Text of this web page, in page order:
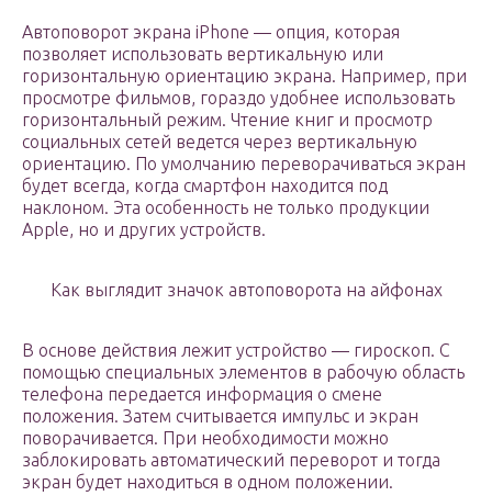
Автоповорот экрана iPhone — опция, которая
позволяет использовать вертикальную или
горизонтальную ориентацию экрана. Например, при
просмотре фильмов, гораздо удобнее использовать
горизонтальный режим. Чтение книг и просмотр
социальных сетей ведется через вертикальную
ориентацию. По умолчанию переворачиваться экран
будет всегда, когда смартфон находится под
наклоном. Эта особенность не только продукции
Apple, но и других устройств.
Как выглядит значок автоповорота на айфонах
В основе действия лежит устройство — гироскоп. С
помощью специальных элементов в рабочую область
телефона передается информация о смене
положения. Затем считывается импульс и экран
поворачивается. При необходимости можно
заблокировать автоматический переворот и тогда
экран будет находиться в одном положении.